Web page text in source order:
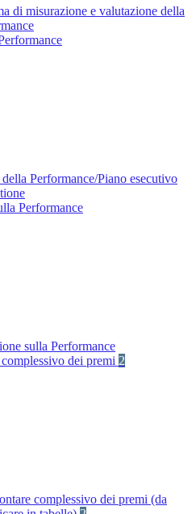
di misurazione e valutazione della
Performance/Piano esecutivo
Performance
sulla Performance
dei premi 2
complessivo dei premi (da